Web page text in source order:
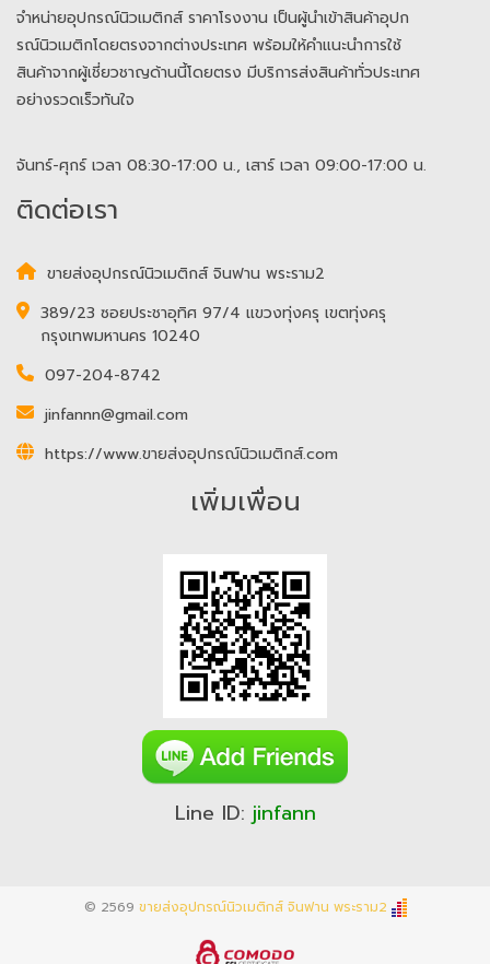
จำหน่ายอุปกรณ์นิวเมติกส์ ราคาโรงงาน เป็นผู้นำเข้าสินค้าอุปก
รณ์นิวเมติกโดยตรงจากต่างประเทศ พร้อมให้คำแนะนำการใช้
สินค้าจากผู้เชี่ยวชาญด้านนี้โดยตรง มีบริการส่งสินค้าทั่วประเทศ
อย่างรวดเร็วทันใจ
จันทร์-ศุกร์ เวลา 08:30-17:00 น., เสาร์ เวลา 09:00-17:00 น.
ติดต่อเรา
ขายส่งอุปกรณ์นิวเมติกส์ จินฟาน พระราม2
389/23 ซอยประชาอุทิศ 97/4 แขวงทุ่งครุ เขตทุ่งครุ
กรุงเทพมหานคร 10240
097-204-8742
jinfannn@gmail.com
https://www.ขายส่งอุปกรณ์นิวเมติกส์.com
เพิ่มเพื่อน
Line ID: jinfann
© 2569 ขายส่งอุปกรณ์นิวเมติกส์ จินฟาน พระราม2